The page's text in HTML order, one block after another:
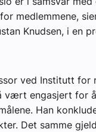
medlemmene,
Knudsen, i en
ved Institutt
vært engasjert for
Han
Det samme